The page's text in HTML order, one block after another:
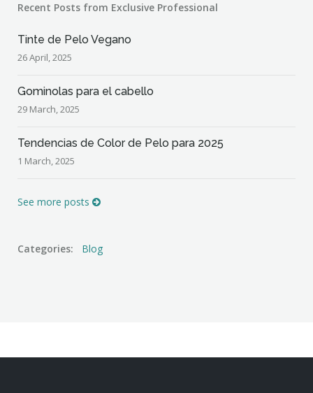
Recent Posts from Exclusive Professional
Tinte de Pelo Vegano
26 April, 2025
Gominolas para el cabello
29 March, 2025
Tendencias de Color de Pelo para 2025
1 March, 2025
See more posts
Categories: Blog